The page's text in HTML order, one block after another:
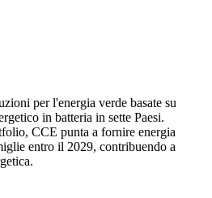
per l'energia verde basate su
in batteria in sette Paesi.
CCE punta a fornire energia
entro il 2029, contribuendo a